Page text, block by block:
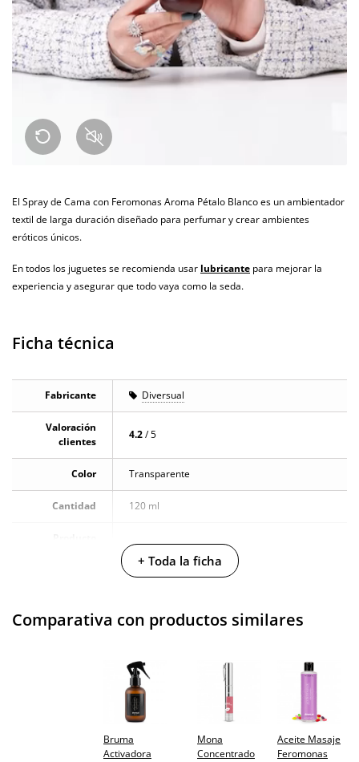
El Spray de Cama con Feromonas Aroma Pétalo Blanco es un ambientador
textil de larga duración diseñado para perfumar y crear ambientes
eróticos únicos.
En todos los juguetes se recomienda usar lubricante para mejorar la
experiencia y asegurar que todo vaya como la seda.
Ficha técnica
Fabricante Diversual
Valoración
clientes
4.2/ 5
Color Transparente
Cantidad 120 ml
Envío discreto Paquete discreto y sin distintivos
3 años de garantía
El lunes 10 de agosto (fecha estimada)
+ Toda la ficha
Comparativa con productos similares
Bruma
Activadora
Mona
Concentrado
Aceite Masaje
Feromonas